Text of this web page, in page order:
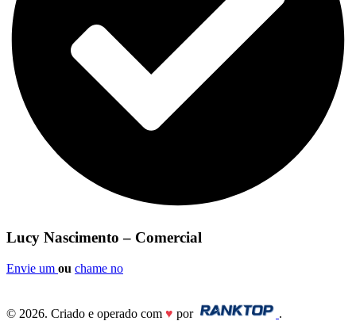
Lucy Nascimento – Comercial
Envie um ou chame no
© 2026. Criado e operado com ♥ por .